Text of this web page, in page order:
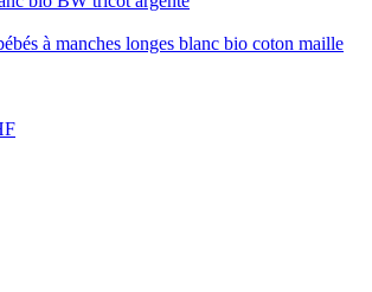
à manches longes blanc bio coton maille